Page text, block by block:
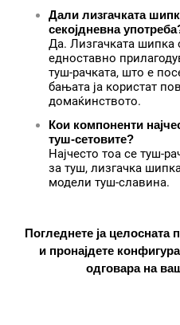
Дали лизгачката
секојдневна
Да. Лизгачката
едноставно
туш-рачката, што е
бањата ја користат
домаќинството.
Кои компоненти
туш-сетовите?
Најчесто тоа се туш-
за туш, лизгачка
модели туш-славина.
Погледнете ја целосната
и пронајдете
одговара на